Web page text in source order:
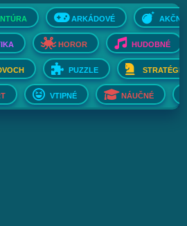
ARKÁDOVÉ AKČNÉ
HOROR HUDOBNÉ
PUZZLE STRATÉGIE
VTIPNÉ NÁUČNÉ